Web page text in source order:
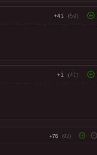
+41 (59)
+1 (41)
+76 (92)